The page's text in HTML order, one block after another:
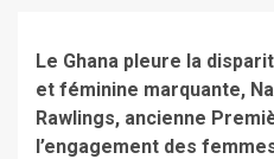
Le Ghana pleure la
et féminine marquante,
Rawlings, ancienne
l’engagement des